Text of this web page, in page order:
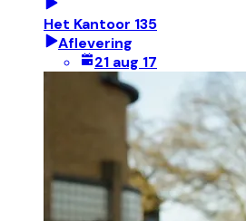
Het Kantoor 135
Aflevering
21 aug 17